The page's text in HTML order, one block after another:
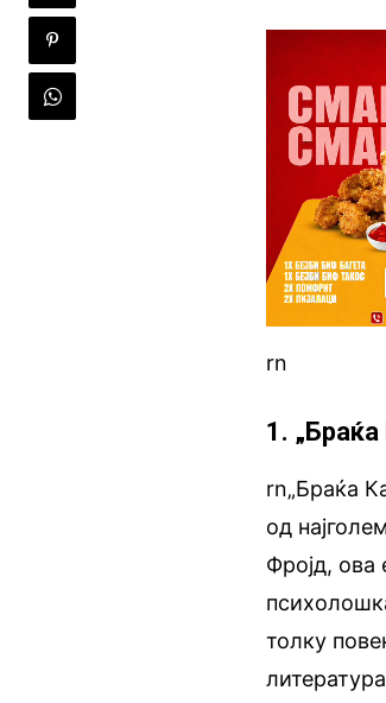
rn
1.
rn„Браќа
од
Фројд, ова
толку